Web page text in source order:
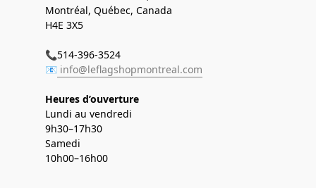
Montréal, Québec, Canada
H4E 3X5
📞514-396-3524
📧 info@leflagshopmontreal.com
Heures d’ouverture
Lundi au vendredi
9h30–17h30
Samedi
10h00–16h00